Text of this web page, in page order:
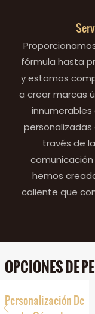
fórmula hasta
y estamos
a crear marcas
personalizadas
través de
hemos
caliente que
OPCIONES DE
Personalización De